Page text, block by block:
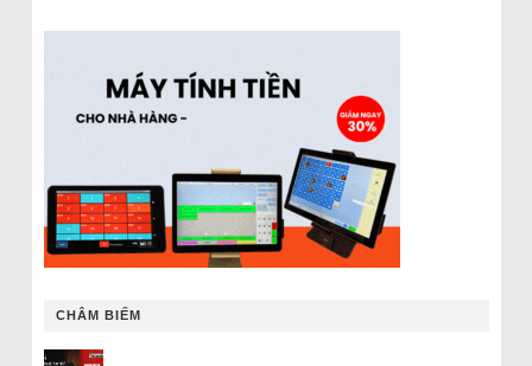
CHÂM BIẾM